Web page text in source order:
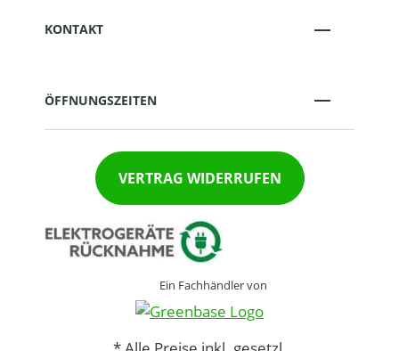
KONTAKT
ÖFFNUNGSZEITEN
VERTRAG WIDERRUFEN
Ein Fachhändler von